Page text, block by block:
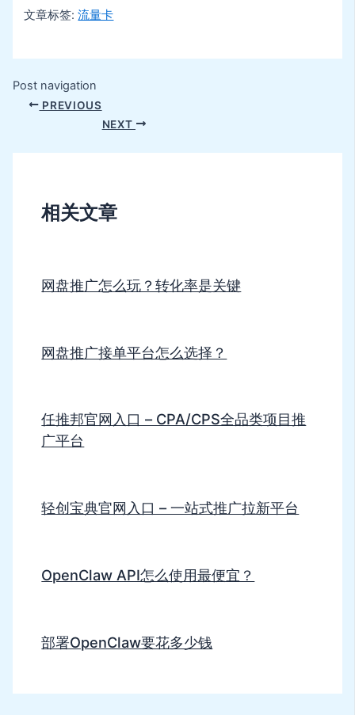
文章标签:流量卡
Post navigation
PREVIOUS
NEXT
相关文章
网盘推广怎么玩？转化率是关键
网盘推广接单平台怎么选择？
任推邦官网入口 – CPA/CPS全品类项目推
广平台
轻创宝典官网入口 – 一站式推广拉新平台
OpenClaw API怎么使用最便宜？
部署OpenClaw要花多少钱